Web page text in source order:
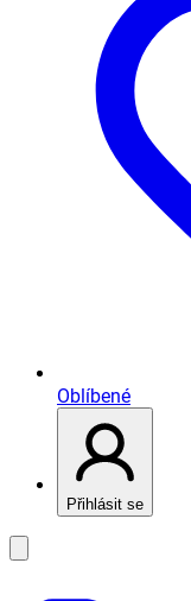
Oblíbené
Přihlásit se